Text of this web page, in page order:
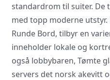
standardrom til suiter. De
med topp moderne
Runde Bord, tilbyr en
inneholder lokale og
også lobbybaren, Tømte
servers det norsk akevitt
Vi innhenter
råd og
betingelser,
gjennomgår
viktige frister.
for deg som
påslag i